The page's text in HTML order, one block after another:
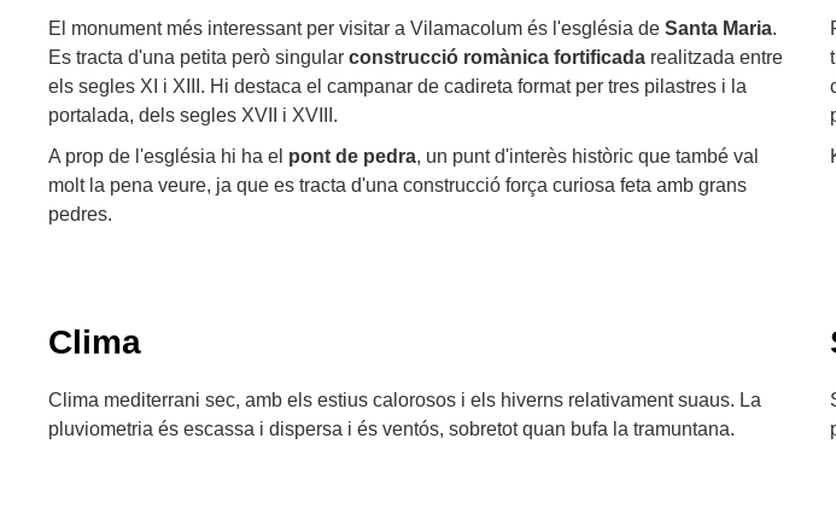
El monument més interessant per visitar a Vilamacolum és l'església de Santa Maria.
Es tracta d'una petita però singular construcció romànica fortificada realitzada entre
els segles XI i XIII. Hi destaca el campanar de cadireta format per tres pilastres i la
portalada, dels segles XVII i XVIII.
A prop de l'església hi ha el pont de pedra, un punt d'interès històric que també val
molt la pena veure, ja que es tracta d'una construcció força curiosa feta amb grans
pedres.
Clima
Clima mediterrani sec, amb els estius calorosos i els hiverns relativament suaus. La
pluviometria és escassa i dispersa i és ventós, sobretot quan bufa la tramuntana.